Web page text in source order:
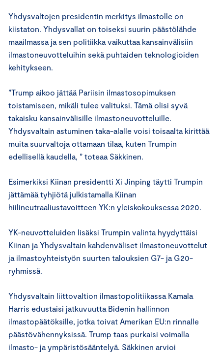
Yhdysvaltojen presidentin merkitys ilmastolle on
kiistaton. Yhdysvallat on toiseksi suurin päästölähde
maailmassa ja sen politiikka vaikuttaa kansainvälisiin
ilmastoneuvotteluihin sekä puhtaiden teknologioiden
kehitykseen.
”Trump aikoo jättää Pariisin ilmastosopimuksen
toistamiseen, mikäli tulee valituksi. Tämä olisi syvä
takaisku kansainvälisille ilmastoneuvotteluille.
Yhdysvaltain astuminen taka-alalle voisi toisaalta kirittää
muita suurvaltoja ottamaan tilaa, kuten Trumpin
edellisellä kaudella, ” toteaa Säkkinen.
Esimerkiksi Kiinan presidentti Xi Jinping täytti Trumpin
jättämää tyhjiötä julkistamalla Kiinan
hiilineutraaliustavoitteen YK:n yleiskokouksessa 2020.
YK-neuvotteluiden lisäksi Trumpin valinta hyydyttäisi
Kiinan ja Yhdysvaltain kahdenväliset ilmastoneuvottelut
ja ilmastoyhteistyön suurten talouksien G7- ja G20-
ryhmissä.
Yhdysvaltain liittovaltion ilmastopolitiikassa Kamala
Harris edustaisi jatkuvuutta Bidenin hallinnon
ilmastopäätöksille, jotka toivat Amerikan EU:n rinnalle
päästövähennyksissä. Trump taas purkaisi voimalla
ilmasto- ja ympäristösääntelyä. Säkkinen arvioi